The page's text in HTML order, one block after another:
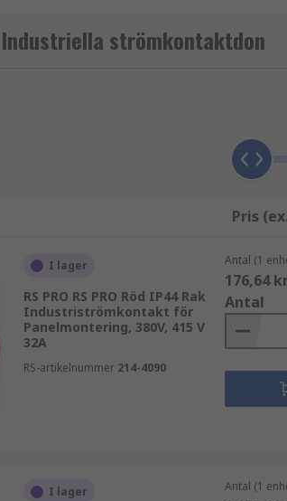
som tätar anslutningen
många miljöer. Kontakterna är ofta
exempel för att driva
strömkontaktdon
Pris
I lager
RS PRO RS PRO Röd IP44 Rak
Industriströmkontakt för
Panelmontering, 380V, 415 V
32A
RS-artikelnummer 214-4090
Antal (1
176,64
Antal
I lager Antal (1